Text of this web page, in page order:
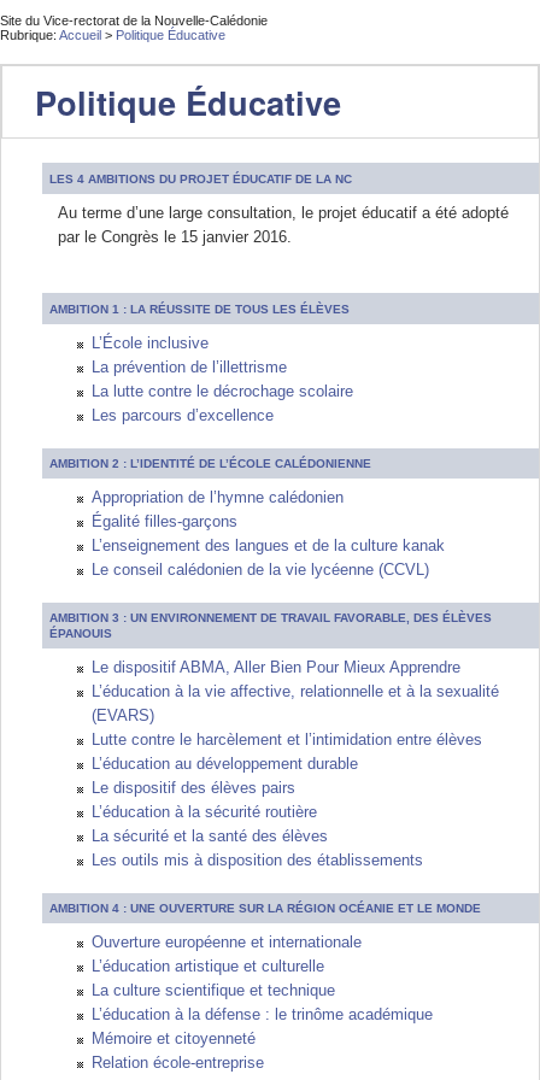
Site du Vice-rectorat de la Nouvelle-Calédonie
Rubrique: Accueil > Politique Éducative
Politique Éducative
LES 4 AMBITIONS DU PROJET ÉDUCATIF DE LA NC
Au terme d’une large consultation, le projet éducatif a été adopté
par le Congrès le 15 janvier 2016.
AMBITION 1 : LA RÉUSSITE DE TOUS LES ÉLÈVES
L’École inclusive
La prévention de l’illettrisme
La lutte contre le décrochage scolaire
Les parcours d’excellence
AMBITION 2 : L’IDENTITÉ DE L’ÉCOLE CALÉDONIENNE
Appropriation de l’hymne calédonien
Égalité filles-garçons
L’enseignement des langues et de la culture kanak
Le conseil calédonien de la vie lycéenne (CCVL)
AMBITION 3 : UN ENVIRONNEMENT DE TRAVAIL FAVORABLE, DES ÉLÈVES
ÉPANOUIS
Le dispositif ABMA, Aller Bien Pour Mieux Apprendre
L’éducation à la vie affective, relationnelle et à la sexualité
(EVARS)
Lutte contre le harcèlement et l’intimidation entre élèves
L’éducation au développement durable
Le dispositif des élèves pairs
L’éducation à la sécurité routière
La sécurité et la santé des élèves
Les outils mis à disposition des établissements
AMBITION 4 : UNE OUVERTURE SUR LA RÉGION OCÉANIE ET LE MONDE
Ouverture européenne et internationale
L’éducation artistique et culturelle
La culture scientifique et technique
L’éducation à la défense : le trinôme académique
Mémoire et citoyenneté
Relation école-entreprise